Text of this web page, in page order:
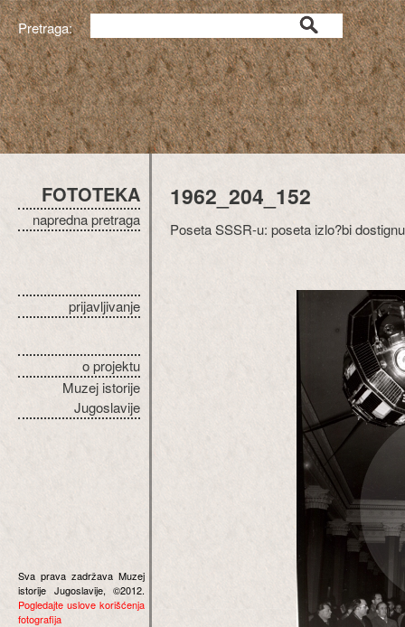
Pretraga:
FOTOTEKA
napredna pretraga
prijavljivanje
o projektu
Muzej istorije
Jugoslavije
Sva prava zadržava Muzej
istorije Jugoslavije, ©2012.
Pogledajte uslove korišćenja
fotografija
1962_204_152
Poseta SSSR-u: poseta izlo?bi